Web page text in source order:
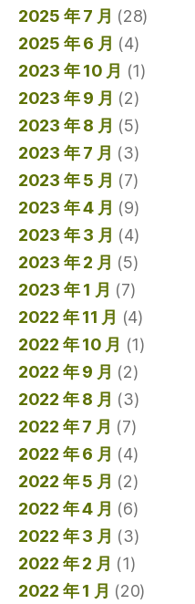
2025 年 7 月 (28)
2025 年 6 月 (4)
2023 年 10 月 (1)
2023 年 9 月 (2)
2023 年 8 月 (5)
2023 年 7 月 (3)
2023 年 5 月 (7)
2023 年 4 月 (9)
2023 年 3 月 (4)
2023 年 2 月 (5)
2023 年 1 月 (7)
2022 年 11 月 (4)
2022 年 10 月 (1)
2022 年 9 月 (2)
2022 年 8 月 (3)
2022 年 7 月 (7)
2022 年 6 月 (4)
2022 年 5 月 (2)
2022 年 4 月 (6)
2022 年 3 月 (3)
2022 年 2 月 (1)
2022 年 1 月 (20)